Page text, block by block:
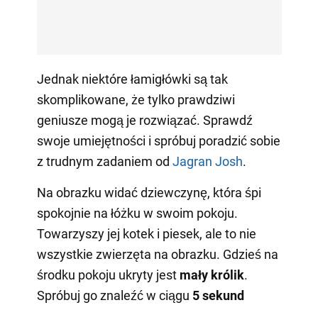
Jednak niektóre łamigłówki są tak
skomplikowane, że tylko prawdziwi
geniusze mogą je rozwiązać. Sprawdź
swoje umiejętności i spróbuj poradzić sobie
z trudnym zadaniem od Jagran Josh.
Na obrazku widać dziewczynę, która śpi
spokojnie na łóżku w swoim pokoju.
Towarzyszy jej kotek i piesek, ale to nie
wszystkie zwierzęta na obrazku. Gdzieś na
środku pokoju ukryty jest mały królik.
Spróbuj go znaleźć w ciągu 5 sekund